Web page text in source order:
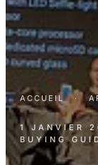
ACCUEIL ·
1 JANVIER
BUYING